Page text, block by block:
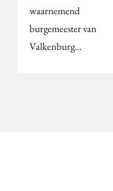
waarnemend
burgemeester van
Valkenburg…